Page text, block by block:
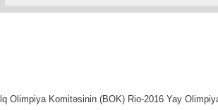
Olimpiya Komitəsinin (BOK) Rio-2016 Yay